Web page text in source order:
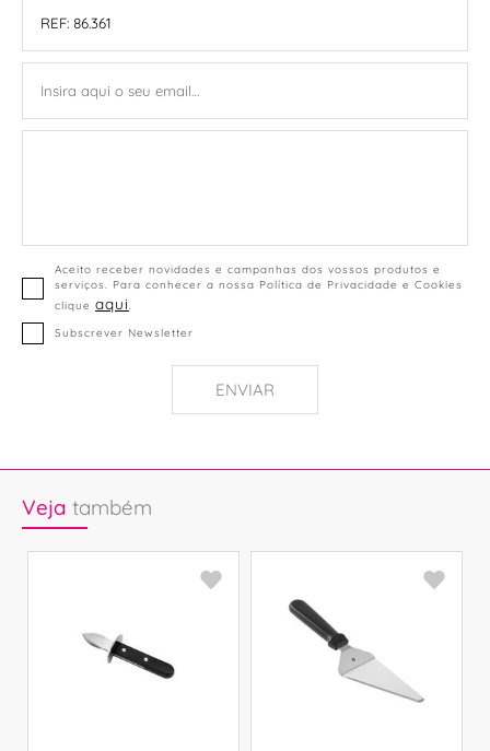
Aceito receber novidades e campanhas dos vossos produtos e
serviços. Para conhecer a nossa Política de Privacidade e Cookies
clique aqui.
Subscrever Newsletter
ENVIAR
Veja também